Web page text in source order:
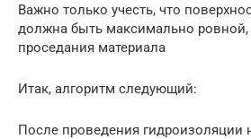
Важно только учесть, что
должна быть максимально ровной,
проседания материала
Итак, алгоритм следующий:
После проведения гидроизоляции